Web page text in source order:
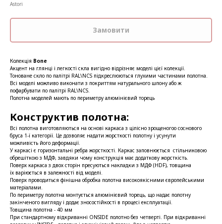
Astori
Замовити
Колекція Bone
Акцент на глянці і легкості скла вигідно відрізняє моделі цієї колекції.
Тоноване скло по палітрі RAL\NCS підкреслюються глухими частинами полотна.
Всі моделі можливо виконати з покриттям натурального шпону або ж
пофарбувати по палітрі RAL\NCS.
Полотна моделей мають по периметру алюмінієвий торець
Конструктив полотна:
Всі полотна виготовляються на основі каркаса з цілісно зрощеногоо соснового
бруса 1-ї категорії. Це дозволяє надати жорсткості полотну і усунути
можливість його деформації.
У каркасі є горизонтальні ребра жорсткості. Каркас заповнюється стільниковою
обрешіткою з МДФ, завдяки чому конструкція має додаткову жорсткість.
Поверх каркаса з двох сторін пресуються накладки з МДФ (HDF), товщина
їх варіюється в залежності від моделі.
Поверх проводиться фінішна обробка полотна високоякісними європейськими
матеріалами.
По периметру полотна монтується алюмінієвий торець, що надає полотну
закінченого вигляду і додає зносостійкості в процесі експлуатації.
Товщина полотна - 40 мм
При стандартному відкриванні ONSIDE полотно без четверті. При відкриванні